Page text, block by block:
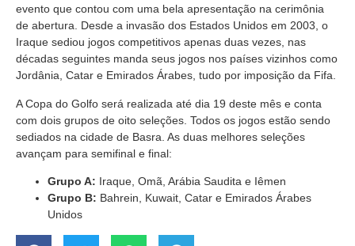
evento que contou com uma bela apresentação na cerimônia
de abertura. Desde a invasão dos Estados Unidos em 2003, o
Iraque sediou jogos competitivos apenas duas vezes, nas
décadas seguintes manda seus jogos nos países vizinhos como
Jordânia, Catar e Emirados Árabes, tudo por imposição da Fifa.
A Copa do Golfo será realizada até dia 19 deste mês e conta
com dois grupos de oito seleções. Todos os jogos estão sendo
sediados na cidade de Basra. As duas melhores seleções
avançam para semifinal e final:
Grupo A: Iraque, Omã, Arábia Saudita e Iêmen
Grupo B: Bahrein, Kuwait, Catar e Emirados Árabes
Unidos